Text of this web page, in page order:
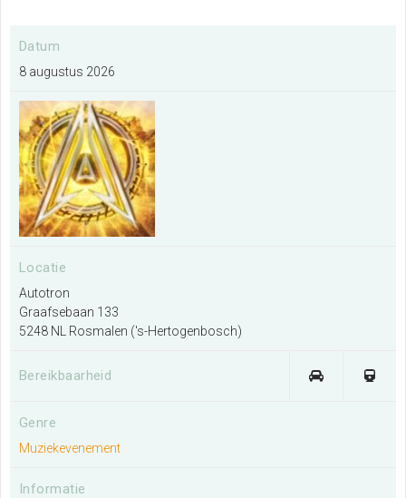
Bereikbaarheid
Overnachten
Datum
8 augustus 2026
Locatie
Autotron
Graafsebaan 133
5248 NL Rosmalen ('s-Hertogenbosch)
Bereikbaarheid
Genre
Muziekevenement
Informatie